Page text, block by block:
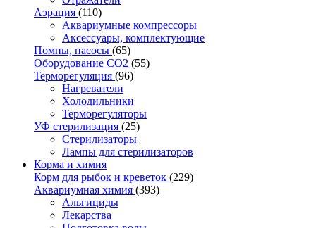
Аэрация (110)
Аквариумные компрессоры
Аксессуары, комплектующие
Помпы, насосы (65)
Оборудование CO2 (55)
Терморегуляция (96)
Нагреватели
Холодильники
Терморегуляторы
УФ стерилизация (25)
Стерилизаторы
Лампы для стерилизаторов
Корма и химия
Корм для рыбок и креветок (229)
Аквариумная химия (393)
Альгициды
Лекарства